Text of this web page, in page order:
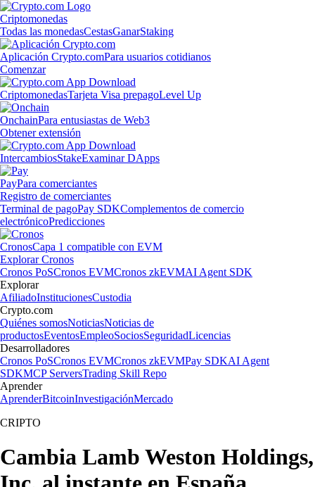
Criptomonedas
Todas las monedasCestasGanarStaking
Aplicación Crypto.comPara usuarios cotidianos
Comenzar
CriptomonedasTarjeta Visa prepagoLevel Up
OnchainPara entusiastas de Web3
Obtener extensión
IntercambiosStakeExaminar DApps
PayPara comerciantes
Registro de comerciantes
Terminal de pagoPay SDKComplementos de comercio
electrónicoPredicciones
CronosCapa 1 compatible con EVM
Explorar Cronos
Cronos PoSCronos EVMCronos zkEVMAI Agent SDK
Explorar
AfiliadoInstitucionesCustodia
Crypto.com
Quiénes somosNoticiasNoticias de
productosEventosEmpleoSociosSeguridadLicencias
Desarrolladores
Cronos PoSCronos EVMCronos zkEVMPay SDKAI Agent
SDKMCP ServersTrading Skill Repo
Aprender
AprenderBitcoinInvestigaciónMercado
CRIPTO
Cambia Lamb Weston Holdings,